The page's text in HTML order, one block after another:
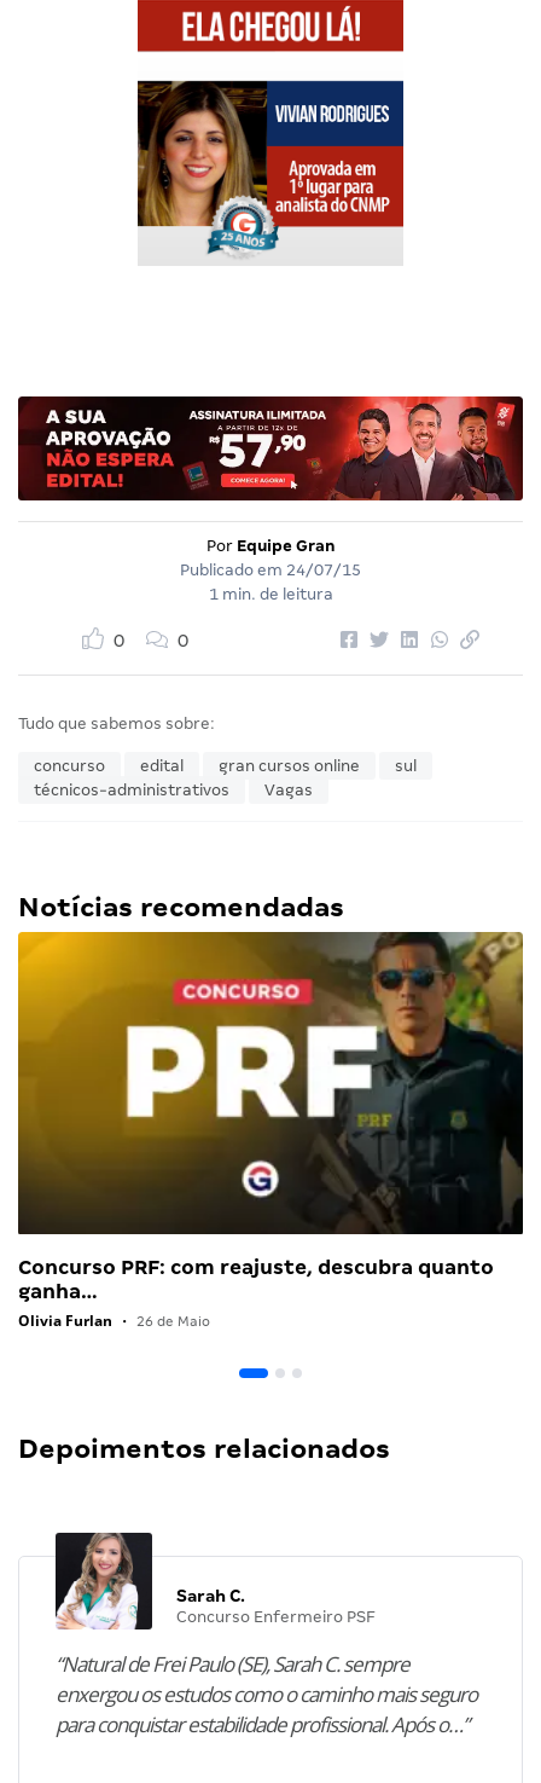
Por Equipe Gran
Publicado em 24/07/15
1 min. de leitura
0 0
Tudo que sabemos sobre:
concurso edital gran cursos online
sul
técnicos-administrativos
Vagas
Notícias recomendadas
Concurso PRF: com reajuste, descubra quanto
ganha…
Olivia Furlan • 26 de Maio
Depoimentos relacionados
Sarah C.
Concurso Enfermeiro PSF
“Natural de Frei Paulo (SE), Sarah C. sempre
enxergou os estudos como o caminho mais seguro
para conquistar estabilidade profissional. Após o…”